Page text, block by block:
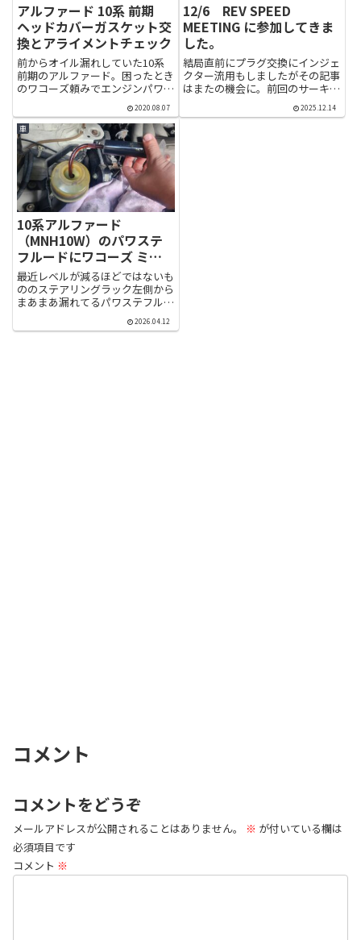
アルファード 10系 前期
ヘッドカバーガスケット交
換とアライメントチェック
前からオイル漏れしていた10系
前期のアルファード。困ったとき
のワコーズ頼みでエンジンパワー
に手遅れの状態で改善が見られな
かったのでガスケット交換するこ
とに。V6エンジンの後ろ側が非
常に面倒くさそうなのでディー
ラ...
2020.08.07
12/6 REV SPEED
MEETING に参加してきま
した。
結局直前にプラグ交換にインジェ
クター流用もしましたがその記事
はまたの機会に。前回のサーキッ
リ、プラグ、インジェクターも交
2025.12.14
車
10系アルファード
（MNH10W）のパワステ
フルードにワコーズ ミッ
ションパワーシールド添加
最近レベルが減るほどではないも
ののステアリングラック左側から
まあまあ漏れてるパワステフルー
シールドが試してみる価値ありと
2026.04.12
コメント
コメントをどうぞ
メールアドレスが公開されることはありません。 ※ が付いている欄は
必須項目です
コメント ※